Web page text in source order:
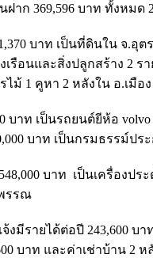
ฝาก 369,596 บาท ทั้งหมด
บาท เป็นที่ดินใน จ.อุต
รือนและสิ่งปลูกสร้าง 2 รา
ม้ 1 คูหา 2 หลังใน อ.เมือ
บาท เป็นรถยนต์ยีห้อ
บาท เป็นกรมธรรม์ปร
บาท เป็นเครื่องป
รรณ
มีรายได้ต่อปี 243,600 บา
บาท และค่าเช่าบ้าน 2 ห